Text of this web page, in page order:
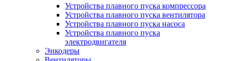
Устройства плавного пуска компрессора
Устройства плавного пуска вентилятора
Устройства плавного пуска насоса
Устройства плавного пуска
электродвигателя
Энкодеры